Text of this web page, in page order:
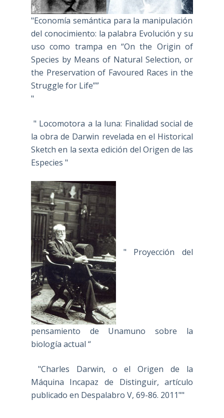
"Economía semántica para la manipulación
del conocimiento: la palabra Evolución y su
uso como trampa en “On the Origin of
Species by Means of Natural Selection, or
the Preservation of Favoured Races in the
Struggle for Life””
"
" Locomotora a la luna: Finalidad social de
la obra de Darwin revelada en el Historical
Sketch en la sexta edición del Origen de las
Especies "
" Proyección del
pensamiento de Unamuno sobre la
biología actual “
"Charles Darwin, o el Origen de la
Máquina Incapaz de Distinguir, artículo
publicado en Despalabro V, 69-86. 2011""